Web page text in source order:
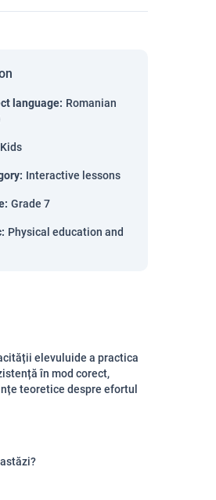
language: Romanian
Kids
: Interactive lessons
: Grade 7
: Physical education and
elevuluide a practica
în mod corect,
teoretice despre efortul